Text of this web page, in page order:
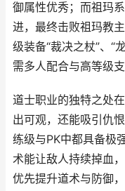
御属性优秀；而祖玛
进，最终击败祖玛教
级装备“裁决之杖”、“
需多人配合与高等级支
道士职业的独特之处
出可观，还能吸引仇
练级与PK中都具备极
术能让敌人持续掉血
优先提升道术与防御